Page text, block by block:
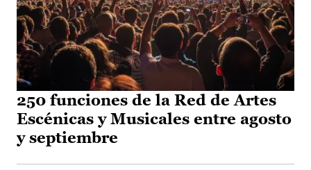
250 funciones de la Red de Artes
Escénicas y Musicales entre agosto
y septiembre